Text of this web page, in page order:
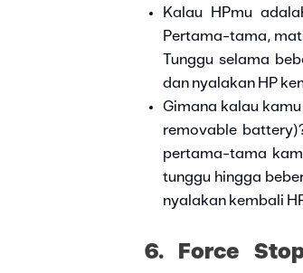
Kalau HPmu
Pertama-tama,
Tunggu selama
dan nyalakan HP
Gimana kalau
removable
pertama-tama
tunggu hingga
nyalakan kembali
6. Force